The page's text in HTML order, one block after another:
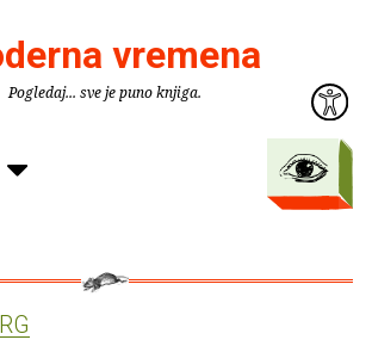
vremena
Pogledaj... sve je puno knjiga.